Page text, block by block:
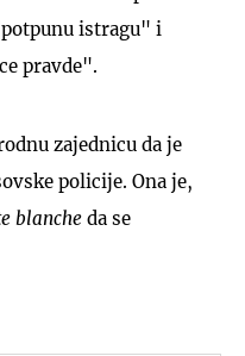
istragu" i
pravde".
zajednicu da je
policije. Ona je,
blanche da se